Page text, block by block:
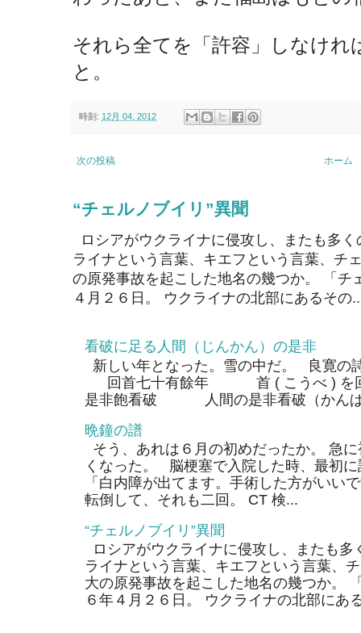
それら全てを「許容」しなけれ
と。
時刻: 12月 04, 2012
次の投稿 ホーム
“チェルノブイリ”異聞
ロシアがウクライナに侵攻し、またも多
ライナという言葉、キエフという言葉、チ
の原発事故を起こした地名の幾つか。 「チ
４月２６日。 ウクライナの北部にあるその
看破に足る人間（じんかん）の是非
新しい年となった。雪の中だ。 良寛の
回首七十有餘年 首 ( こうべ ) を回
是非飽看破 人間の是非看破（かん
晩鐘の譜
そう、あれは６月の初めだったか。 急
くなった。 脳梗塞で入院した時、最初
「白内障が出てます。手術した方がい
転倒して、それも二回。 CT 検...
“チェルノブイリ”異聞
ロシアがウクライナに侵攻し、またも
ライナという言葉、キエフという言葉、
大の原発事故を起こした地名の幾つか。
６年４月２６日。 ウクライナの北部にあ